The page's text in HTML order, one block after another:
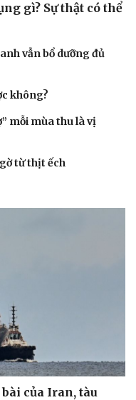
gì? Sự thật có thể
vẫn bổ dưỡng đủ
không?
mỗi mùa thu là vị
từ thịt ếch
của Iran, tàu